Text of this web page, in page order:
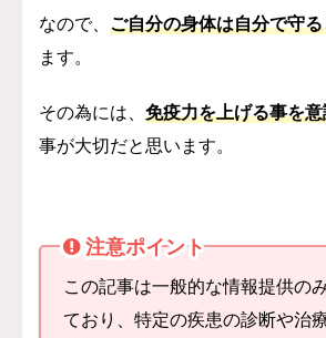
なので、 ご自分の身体は自分で守
ます。
その為には、 免疫力を上げる事を
事が大切だと思います。
注意ポイント
この記事は一般的な情報提供の
ており、特定の疾患の診断や治